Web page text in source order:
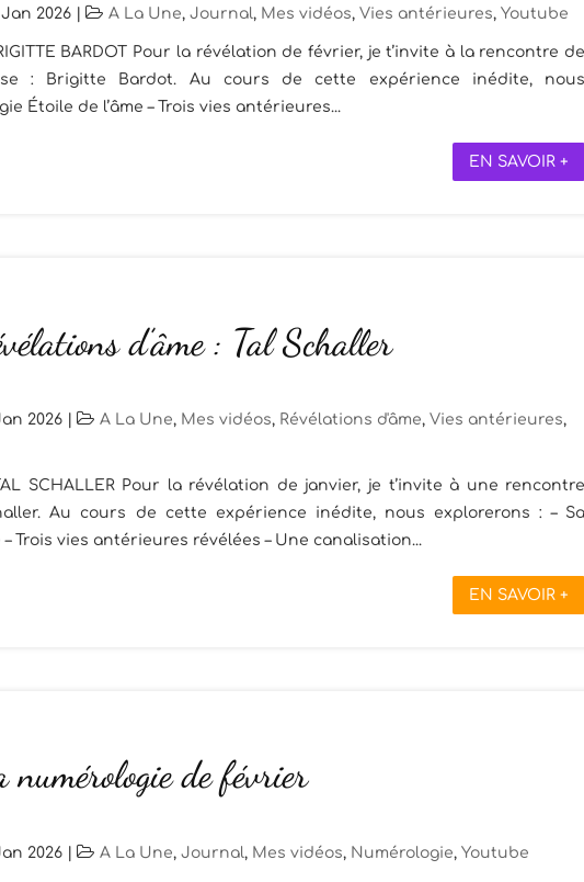
Jan 2026 A La Une, Journal, Mes vidéos, Vies antérieures, Youtube
BARDOT Pour la révélation de février, je t’invite à la rencontre
: Brigitte Bardot. Au cours de cette expérience inédite,
Étoile de l’âme – Trois vies antérieures...
EN SAVOIR +
d’âme : Tal Schaller
2026 A La Une, Mes vidéos, Révélations d'âme, Vies antérieures,
SCHALLER Pour la révélation de janvier, je t’invite à une
Au cours de cette expérience inédite, nous explorerons : –
Trois vies antérieures révélées – Une canalisation...
EN SAVOIR +
numérologie de février
2026 | A La Une, Journal, Mes vidéos, Numérologie, Youtube